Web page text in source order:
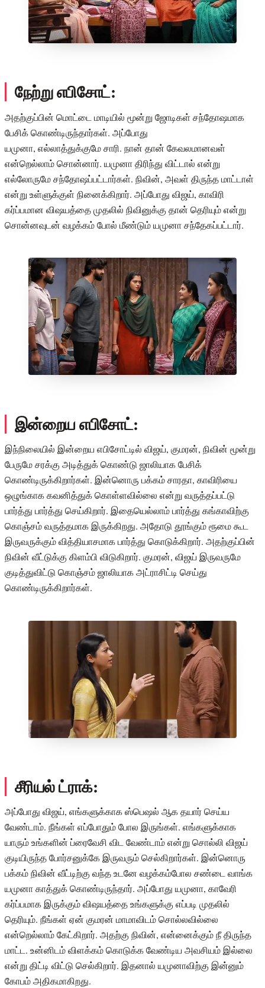
நேற்று எபிசோட்:
அதற்குப்பின் மொட்டை மாடியில் மூன்று ஜோடிகள் சந்தோஷமாக
பேசிக் கொண்டிருந்தார்கள். அப்போது
யமுனா, எல்லாத்துக்குமே சாரி. நான் தான் கேவலமானவள்
என்றெல்லாம் சொன்னார். யமுனா திரிந்து விட்டால் என்று
எல்லோருமே சந்தோஷப்பட்டார்கள். நிவின், அவள் திருந்த மாட்டாள்
என்று உள்ளுக்குள் நினைக்கிறார். அப்போது விஜய், காவிரி
கர்ப்பமான விஷயத்தை முதலில் நிவினுக்கு தான் தெரியும் என்று
சொன்னவுடன் வழக்கம் போல் மீண்டும் யமுனா சந்தேகப்பட்டார்.
இன்றைய எபிசோட்:
இந்நிலையில் இன்றைய எபிசோட்டில் விஜய், குமரன், நிவின் மூன்று
பேருமே சரக்கு அடித்துக் கொண்டு ஜாலியாக பேசிக்
கொண்டிருக்கிறார்கள். இன்னொரு பக்கம் சாரதா, காவிரியை
ஒழுங்காக கவனித்துக் கொள்ளவில்லை என்று வருத்தப்பட்டு
பார்த்து பார்த்து செய்கிறார். இதையெல்லாம் பார்த்து கங்காவிற்கு
கொஞ்சம் வருத்தமாக இருக்கிறது. அதோடு தூங்கும் ரூமை கூட
இருவருக்கும் வித்தியாசமாக பார்த்து கொடுக்கிறார். அதற்குப்பின்
நிவின் வீட்டுக்கு கிளம்பி விடுகிறார். குமரன், விஜய் இருவருமே
குடித்துவிட்டு கொஞ்சம் ஜாலியாக அட்ராசிட்டி செய்து
கொண்டிருக்கிறார்கள்.
சீரியல் ட்ராக்:
அப்போது விஜய், எங்களுக்காக ஸ்பெஷல் ஆக தயார் செய்ய
வேண்டாம். நீங்கள் எப்போதும் போல இருங்கள். எங்களுக்காக
யாரும் உங்களின் ப்ரைவேசி விட வேண்டாம் என்று சொல்லி விஜய்
குடியிருந்த போர்சனுக்கே இருவரும் செல்கிறார்கள். இன்னொரு
பக்கம் நிவின் வீட்டிற்கு வந்த உடனே வழக்கம்போல சண்டை வாங்க
யமுனா காத்துக் கொண்டிருந்தார். அப்போது யமுனா, காவேரி
கர்ப்பமாக இருக்கும் விஷயத்தை உங்களுக்கு எப்படி முதலில்
தெரியும். நீங்கள் ஏன் குமரன் மாமாவிடம் சொல்லவில்லை
என்றெல்லாம் கேட்கிறார். அதற்கு நிவின், என்னைக்கும் நீ திருந்த
மாட்ட. உன்னிடம் விளக்கம் கொடுக்க வேண்டிய அவசியம் இல்லை
என்று திட்டி விட்டு செல்கிறார். இதனால் யமுனாவிற்கு இன்னும்
கோபம் அதிகமாகிறது.